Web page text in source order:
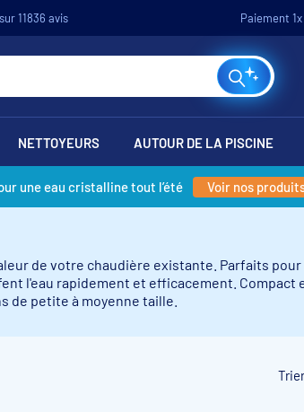
11836 avis Paiement
NETTOYEURS AUTOUR DE LA PISCINE
une eau cristalline tout l’été Voir nos
de votre chaudière existante. Parfaits
l'eau rapidement et efficacement. Compact
de petite à moyenne taille.